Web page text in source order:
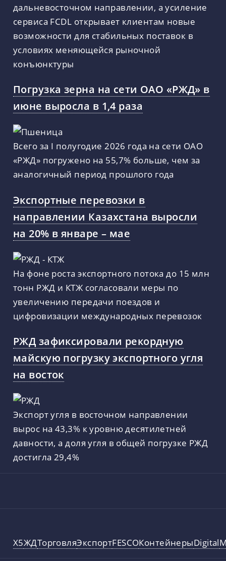
дальневосточном направлении, а усиление
сервиса FCDL открывает клиентам новые
возможности для стабильных поставок в
условиях меняющейся рыночной
конъюнктуры
Погрузка зерна на сети ОАО «РЖД» в
июне выросла в 1,4 раза
Всего за I полугодие 2026 года на сети ОАО
«РЖД» погружено на 55,7% больше, чем за
аналогичный период прошлого года
Экспортные перевозки в
направлении Казахстана выросли
на 20% в январе – мае
На фоне роста экспортного потока до 15 млн
тонн РЖД и КТЖ согласовали меры по
увеличению передачи поездов и
цифровизации международных перевозок
РЖД зафиксировали рекордную
майскую погрузку экспортного угля
на восток
Экспорт угля в восточном направлении
вырос на 43,3% к уровню десятилетней
давности, а доля угля в общей погрузке РЖД
достигла 29,4%
X5ЖДТорговляЭкспортFESCOКонтейнерыDigital